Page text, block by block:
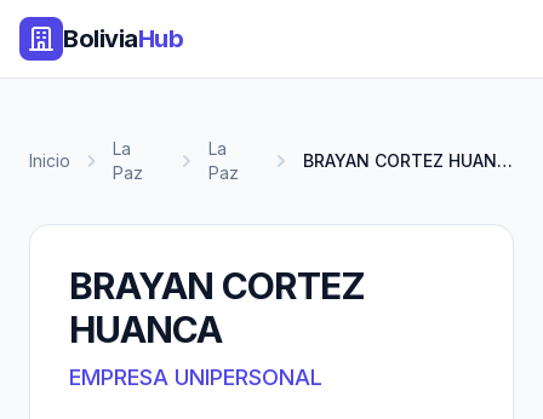
BoliviaHub
Inicio
La
Paz
La
Paz
BRAYAN CORTEZ HUANCA
BRAYAN CORTEZ
HUANCA
EMPRESA UNIPERSONAL